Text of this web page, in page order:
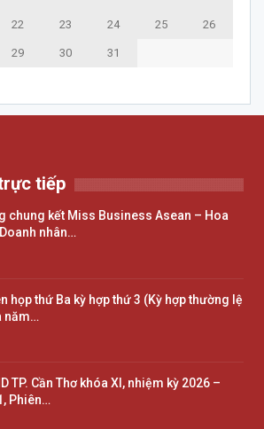
22 23 24 25 26
29 30
31
tiếp
chung kết Miss Business Asean – Hoa
nhân…
họp thứ Ba kỳ hợp thứ 3 (Kỳ hợp thường lệ
năm…
TP. Cần Thơ khóa XI, nhiệm kỳ 2026 –
Phiên…